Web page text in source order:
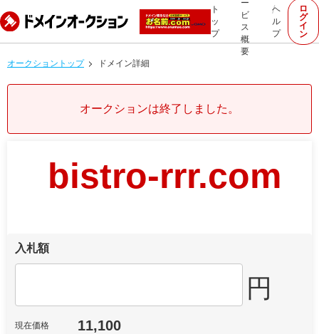
ト
ッ
プ
ー
ビ
ス
概
要
ヘ
ル
プ
ロ
グ
イ
ン
オークショントップ ドメイン詳細
オークションは終了しました。
bistro-rrr.com
入札額
円
現在価格 11,100